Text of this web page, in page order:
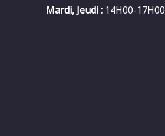
Mardi, Jeudi : 14H00-17H00